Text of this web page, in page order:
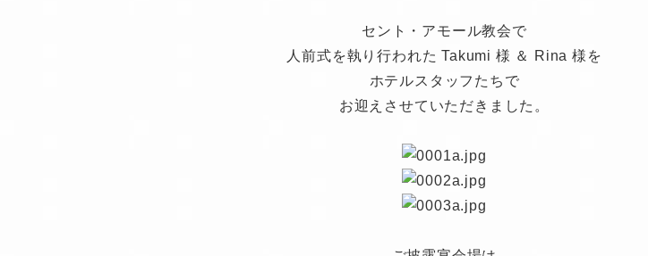
セント・アモール教会で
人前式を執り行われた Takumi 様 ＆ Rina 様を
ホテルスタッフたちで
お迎えさせていただきました。